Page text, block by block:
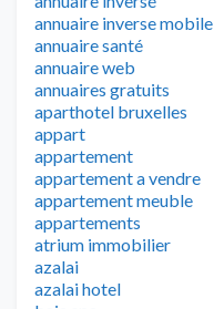
annuaire inverse mobile
annuaire santé
annuaire web
annuaires gratuits
aparthotel bruxelles
appart
appartement
appartement a vendre
appartement meuble
appartements
atrium immobilier
azalai
azalai hotel